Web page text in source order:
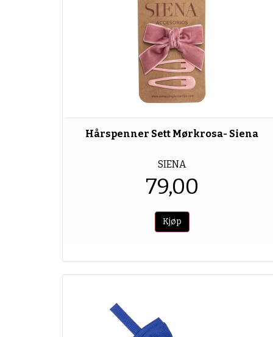
Hårspenner Sett Mørkrosa- Siena
SIENA
79,00